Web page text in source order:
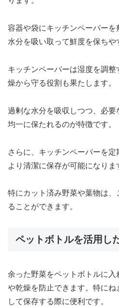
容器や袋にキッチンペーパー
水分を吸い取って鮮度を保ちや
キッチンペーパーは湿度を調
燥から守る役割も果たします。
過剰な水分を吸収しつつ、必
均一に保たれるのが特徴です。
さらに、キッチンペーパーを定
より清潔に保存が可能になりま
特にカット済み野菜や葉物は
ることができます。
ペットボトルを活用し
余った野菜をペットボトルに
や乾燥を防止できます。特に
して保存する際に便利です。